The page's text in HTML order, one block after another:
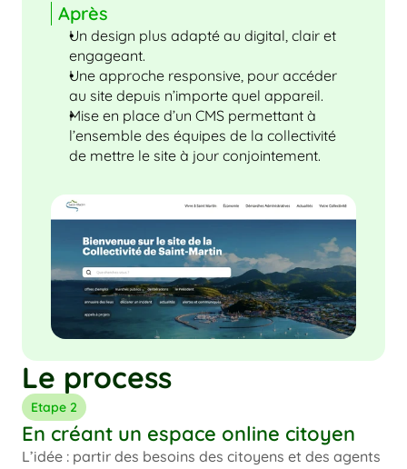
Après
Un design plus adapté au digital, clair et
engageant.
Une approche responsive, pour accéder
au site depuis n’importe quel appareil.
Mise en place d’un CMS permettant à
l’ensemble des équipes de la collectivité
de mettre le site à jour conjointement.
Le process
Etape 2
En créant un espace online citoyen
L’idée : partir des besoins des citoyens et des agents